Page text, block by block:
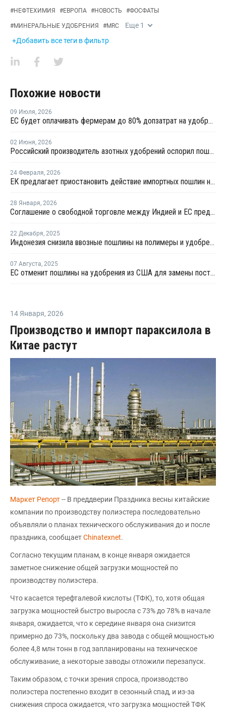
#НЕФТЕХИМИЯ #ЕВРОПА #НОВОСТЬ #ФОСФАТЫ
#МИНЕРАЛЬНЫЕ УДОБРЕНИЯ #MRC Еще 1
+Добавить все теги в фильтр
Похожие новости
09 Июля, 2026
ЕС будет оплачивать фермерам до 80% допзатрат на удобрения
02 Июня, 2026
Российский производитель азотных удобрений оспорил пошлины Еврокомиссии
24 Февраля, 2026
ЕК предлагает приостановить действие импортных пошлин на аммиак и большинство азотных удобрений
28 Января, 2026
Соглашение о свободной торговле между Индией и ЕС предусматривает снижение тарифов на 90% товаров
22 Декабря, 2025
Индонезия снизила ввозные пошлины на полимеры и удобрения из ЕАЭС
07 Августа, 2025
ЕС отменит пошлины на удобрения из США для замены поставок из РФ
14 Января, 2026
Производство и импорт параксилола в
Китае растут
Маркет Репорт-- В преддверии Праздника весны китайские
компании по производству полиэстера последовательно
объявляли о планах технического обслуживания до и после
праздника, сообщаетСhinatexnet.
Согласно текущим планам, в конце января ожидается
заметное снижение общей загрузки мощностей по
производству полиэстера.
Что касается терефталевой кислоты (ТФК), то, хотя общая
загрузка мощностей быстро выросла с 73% до 78% в начале
января, ожидается, что к середине января она снизится
примерно до 73%, поскольку два завода с общей мощностью
более 4,8 млн тонн в год запланированы на техническое
обслуживание, а некоторые заводы отложили перезапуск.
Таким образом, с точки зрения спроса, производство
полиэстера постепенно входит в сезонный спад, и из-за
снижения спроса ожидается, что загрузка мощностей ТФК